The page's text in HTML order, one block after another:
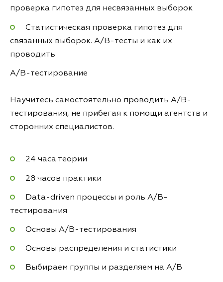
проверка гипотез для несвязанных выборок
Статистическая проверка гипотез для
связанных выборок. A/B-тесты и как их
проводить
A/B-тестирование
Научитесь самостоятельно проводить A/B-
тестирования, не прибегая к помощи агентств и
сторонних специалистов.
24 часа теории
28 часов практики
Data-driven процессы и роль A/B-
тестирования
Основы A/B-тестирования
Основы распределения и статистики
Выбираем группы и разделяем на A/B